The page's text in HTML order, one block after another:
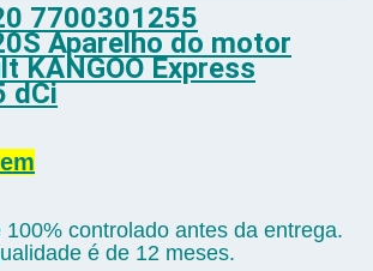
7700301255
Aparelho do motor
KANGOO Express
dCi
100% controlado antes da entrega.
é de 12 meses.